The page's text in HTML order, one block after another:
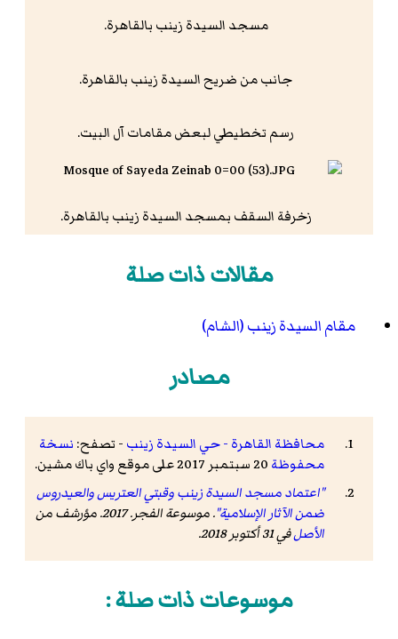
مسجد السيدة زينب بالقاهرة.
جانب من ضريح السيدة زينب بالقاهرة.
رسم تخطيطي لبعض مقامات آل البيت.
زخرفة السقف بمسجد السيدة زينب بالقاهرة.
مئذنة مسجد السيدة زينب بالقاهرة.
مقالات ذات صلة
مقام السيدة زينب (الشام)
مصادر
محافظة القاهرة - حي السيدة زينب - تصفح: نسخة
محفوظة
"اعتماد مسجد السيدة زينب وقبتي العتريس والعيدروس
ضمن الآثار الإسلامية".موسوعة الفجر. 2017. مؤرشف من
الأصلفي 31 أكتوبر 2018.
موسوعات ذات صلة :